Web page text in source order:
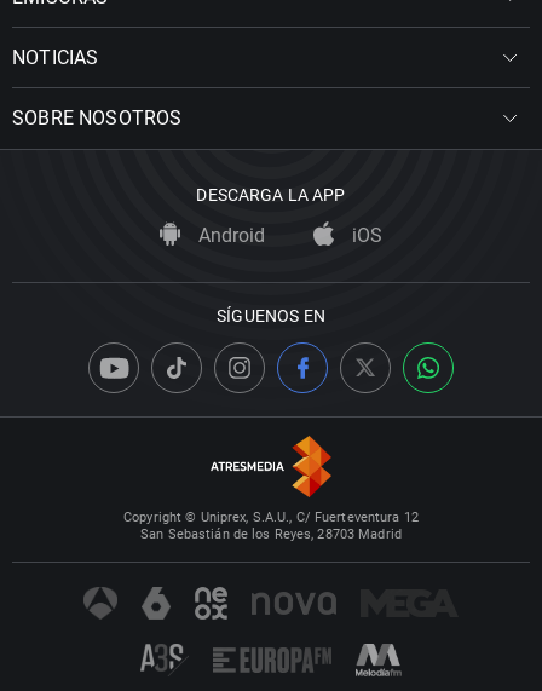
NOTICIAS
SOBRE NOSOTROS
DESCARGA LA APP
Android iOS
SÍGUENOS EN
Copyright © Uniprex, S.A.U., C/ Fuerteventura 12
San Sebastián de los Reyes, 28703 Madrid